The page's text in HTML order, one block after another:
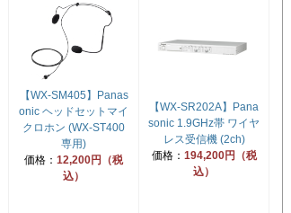
【WX-SM405】Panas
onic ヘッドセットマイ
クロホン (WX-ST400
専用)
価格： 12,200円（税
込）
【WX-SR202A】Pana
sonic 1.9GHz帯 ワイヤ
レス受信機 (2ch)
価格： 194,200円（税
込）